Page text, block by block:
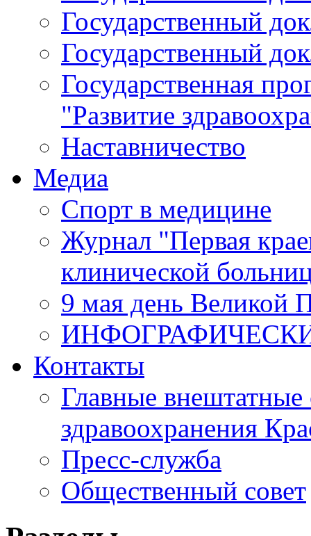
Государственный
Государственный
Государственная
"Развитие
Наставничество
Медиа
Спорт в медицине
Журнал "Первая
клинической
9 мая день Великой
Контакты
Главные внештатные
здравоохранения
Пресс-служба
Общественный совет